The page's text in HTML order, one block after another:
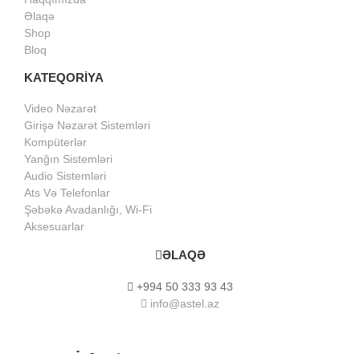
Əlaqə
Shop
Bloq
KATEQORİYA
Video Nəzarət
Girişə Nəzarət Sistemləri
Kompüterlər
Yanğın Sistemləri
Audio Sistemləri
Ats Və Telefonlar
Şəbəkə Avadanlığı, Wi-Fi
Aksesuarlar
ƏLAQƏ
+994 50 333 93 43
info@astel.az